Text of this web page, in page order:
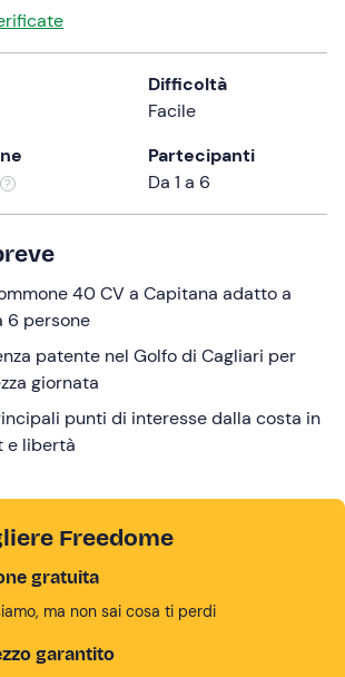
Difficoltà
Facile
Partecipanti
Da 1 a 6
40 CV a Capitana adatto a
6 persone
patente nel Golfo di Cagliari per
giornata
punti di interesse dalla costa in
e libertà
Freedome
gratuita
ma non sai cosa ti perdi
garantito